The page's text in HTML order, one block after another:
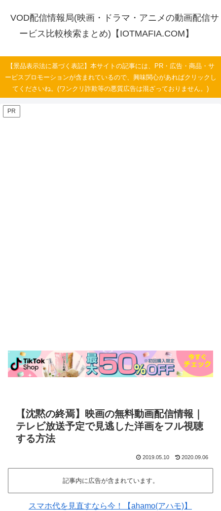
VOD配信情報局(映画・ドラマ・アニメの動画配信サ
ービス比較検索まとめ)【IOTMAFIA.COM】
【景品表示法に基づく表記】本サイトの記事には、PR・広告・商品・サ
ービスプロモーションが含まれているので、興味関心があればクリックし
てくださいね。(ワンクリ詐欺等の悪質広告は混ざっておりません。)
PR
【沈黙の終焉】映画の無料動画配信情報｜
テレビ放送予定で見逃した洋画をフル視聴
する方法
2019.05.10 2020.09.06
記事内に広告が含まれています。
スマホ代を見直すなら今！【ahamo(アハモ)】